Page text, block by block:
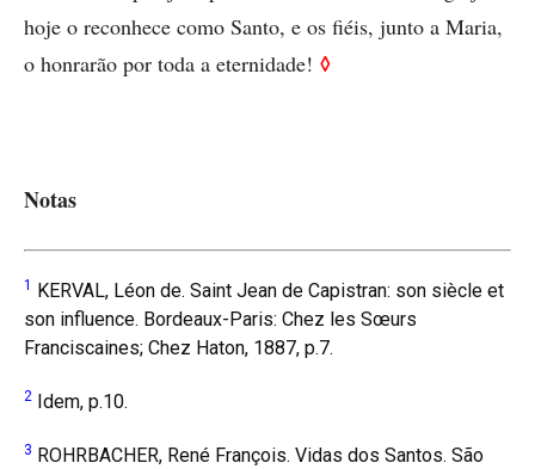
hoje o reconhece como Santo, e os fiéis, junto a Maria,
o honrarão por toda a eternidade! ◊
Notas
1
KERVAL, Léon de. Saint Jean de Capistran: son siècle et
son influence. Bordeaux-Paris: Chez les Sœurs
Franciscaines; Chez Haton, 1887, p.7.
2 Idem, p.10.
3 ROHRBACHER, René François. Vidas dos Santos. São